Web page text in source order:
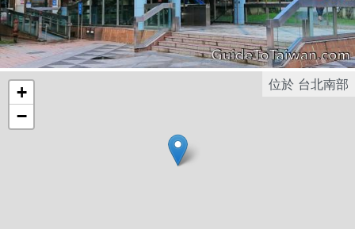
位於 台北南部
+
−